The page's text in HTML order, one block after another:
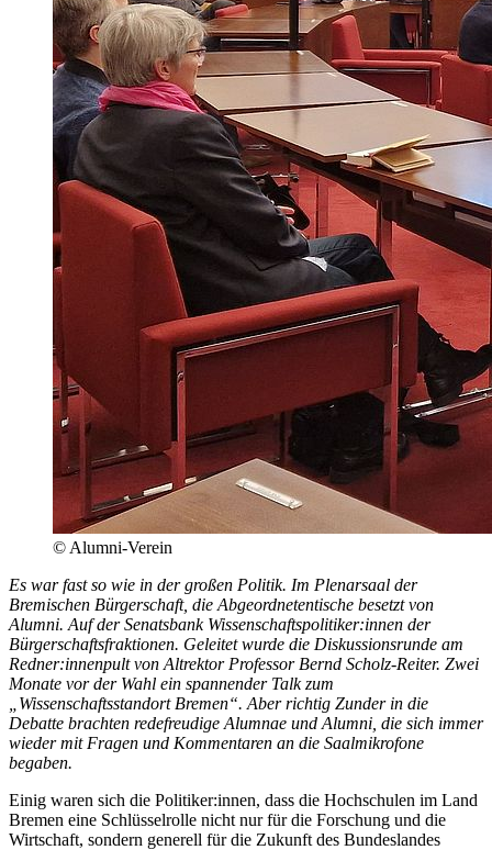
© Alumni-Verein
Es war fast so wie in der großen Politik. Im Plenarsaal der
Bremischen Bürgerschaft, die Abgeordnetentische besetzt von
Alumni. Auf der Senatsbank Wissenschaftspolitiker:innen der
Bürgerschaftsfraktionen. Geleitet wurde die Diskussionsrunde am
Redner:innenpult von Altrektor Professor Bernd Scholz-Reiter. Zwei
Monate vor der Wahl ein spannender Talk zum
„Wissenschaftsstandort Bremen“. Aber richtig Zunder in die
Debatte brachten redefreudige Alumnae und Alumni, die sich immer
wieder mit Fragen und Kommentaren an die Saalmikrofone
begaben.
Einig waren sich die Politiker:innen, dass die Hochschulen im Land
Bremen eine Schlüsselrolle nicht nur für die Forschung und die
Wirtschaft, sondern generell für die Zukunft des Bundeslandes